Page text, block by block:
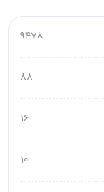
9478
88
16
10